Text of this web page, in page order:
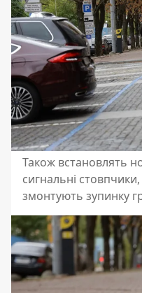
Також встановлять
сигнальні стовпчики,
змонтують зупинку